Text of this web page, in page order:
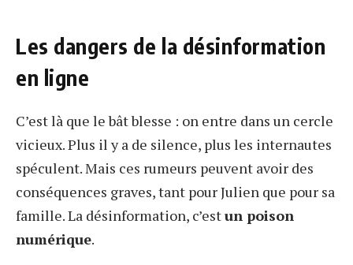
Les dangers de la désinformation
en ligne
C’est là que le bât blesse : on entre dans un cercle
vicieux. Plus il y a de silence, plus les internautes
spéculent. Mais ces rumeurs peuvent avoir des
conséquences graves, tant pour Julien que pour sa
famille. La désinformation, c’estun poison
numérique.